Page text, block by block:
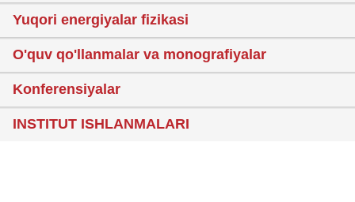
Yuqori energiyalar fizikasi
O'quv qo'llanmalar va monografiyalar
Konferensiyalar
INSTITUT ISHLANMALARI